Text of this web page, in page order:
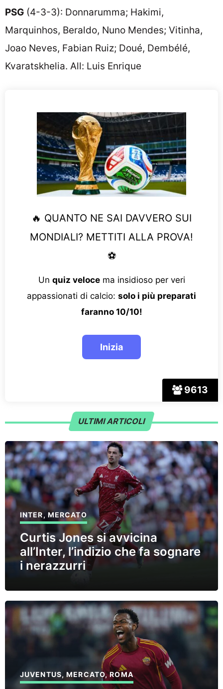
PSG (4-3-3): Donnarumma; Hakimi,
Marquinhos, Beraldo, Nuno Mendes; Vitinha,
Joao Neves, Fabian Ruiz; Doué, Dembélé,
Kvaratskhelia. All: Luis Enrique
9613
🔥 QUANTO NE SAI DAVVERO SUI
MONDIALI? METTITI ALLA PROVA!
⚽
Un quiz velocema insidioso per veri
appassionati di calcio: solo i più preparati
faranno 10/10!
ULTIMI ARTICOLI
INTER, MERCATO
Curtis Jones si avvicina
all’Inter, l’indizio che fa sognare
i nerazzurri
JUVENTUS,MERCATO,ROMA